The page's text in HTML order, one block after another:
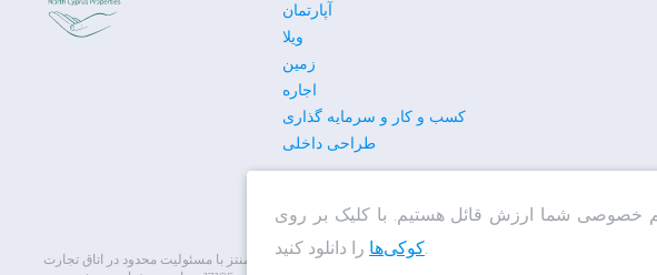
آپارتمان
ویلا
زمین
اجاره
کسب و کار و سرمایه گذاری
طراحی داخلی
گواهی ثبت شرکت لوریج اینوستمنتز با مسئولیت محدود به شماره 13304 و گواهی تأسیس شرکت لوریج اینوستمنتز با مسئولیت محدود در اتاق تجارت
کوکی‌هارا دانلود کنید.